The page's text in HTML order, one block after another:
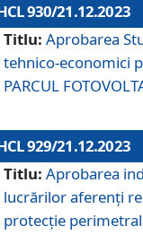
930/21.12.2023
Titlu: Aprobarea
tehnico-economici
PARCUL
929/21.12.2023
Titlu: Aprobarea
lucrărilor aferenți
protecție